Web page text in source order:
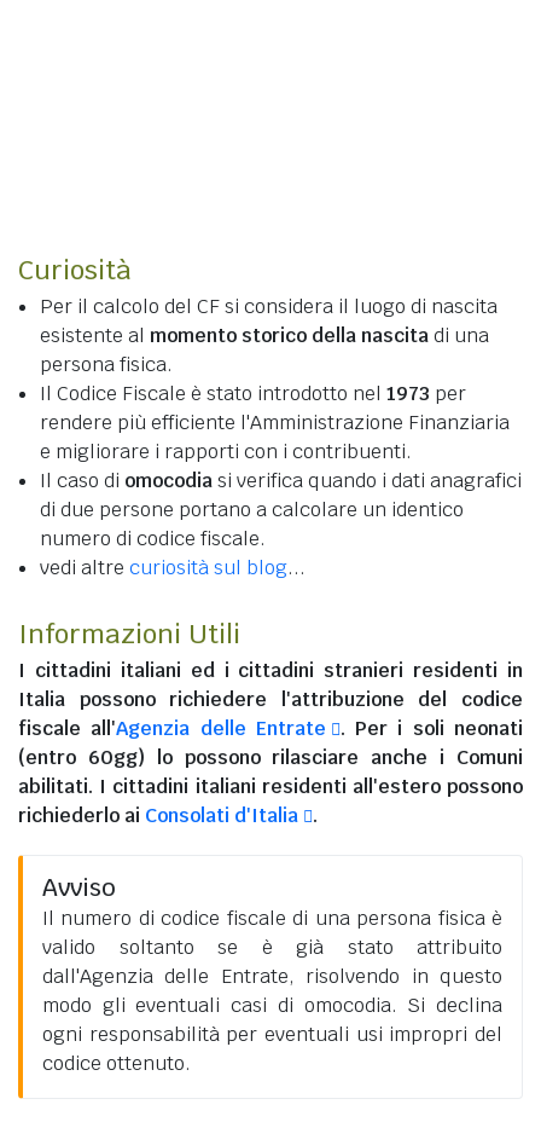
Curiosità
Per il calcolo del CF si considera il luogo di nascita
esistente al momento storico della nascitadi una
persona fisica.
Il Codice Fiscale è stato introdotto nel 1973 per
rendere più efficiente l'Amministrazione Finanziaria
e migliorare i rapporti con i contribuenti.
Il caso di omocodiasi verifica quando i dati anagrafici
di due persone portano a calcolare un identico
numero di codice fiscale.
vedi altre curiosità sul blog...
Informazioni Utili
I cittadini italiani ed i cittadini stranieri residenti in
Italia possono richiedere l'attribuzione del codice
fiscale all'Agenzia delle Entrate
. Per i soli neonati
(entro 60gg) lo possono rilasciare anche i Comuni
abilitati. I cittadini italiani residenti all'esteropossono
richiederlo ai Consolati d'Italia .
Avviso
Il numero di codice fiscale di una persona fisica è
valido soltanto se è già stato attribuito
dall'Agenzia delle Entrate, risolvendo in questo
modo gli eventuali casi di omocodia. Si declina
ogni responsabilità per eventuali usi impropri del
codice ottenuto.